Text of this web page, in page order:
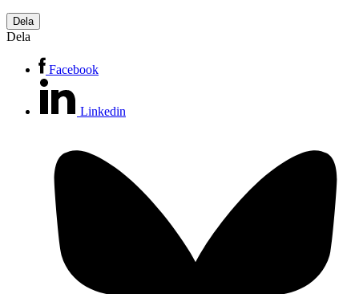
Dela
Dela
Facebook
Linkedin